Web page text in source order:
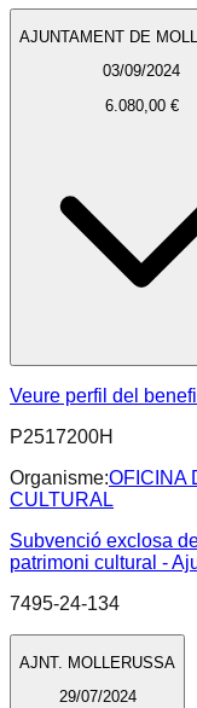
AJUNTAMENT DE
03/09/2024
6.080,00 €
Veure perfil del
P2517200H
Organisme:OFICINA
CULTURAL
Subvenció exclosa
patrimoni cultural -
7495-24-134
AJNT. MOLLERUSSA
29/07/2024